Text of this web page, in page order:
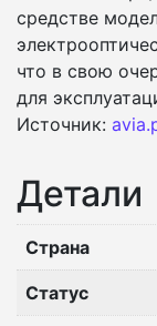
средстве
что в свою
для
Источник:
Детали
Страна
Статус